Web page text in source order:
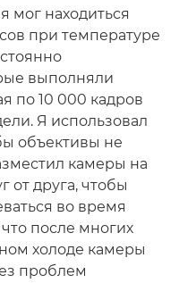
мог находиться
при температуре
выполняли
по 10 000 кадров
Я использовал
объективы не
камеры на
от друга, чтобы
во время
после многих
холоде камеры
проблем